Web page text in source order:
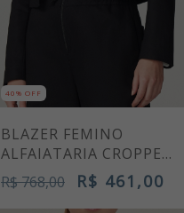
40% OFF
BLAZER FEMINO
ALFAIATARIA CROPPED
MANGAS LONGAS
PRETO
R$ 768,00 R$ 461,00